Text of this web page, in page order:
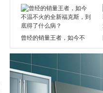
曾经的销量王者，如今不